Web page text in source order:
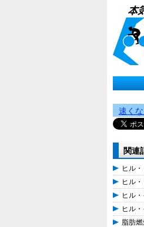
速く
関連
ヒル
ヒル
ヒル
ヒル
脂肪